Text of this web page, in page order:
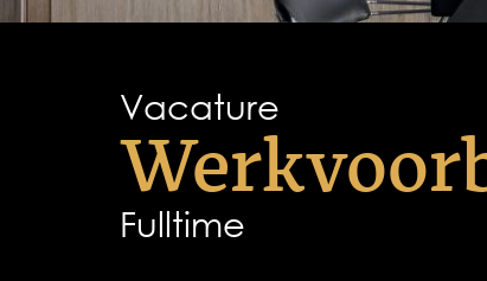
Vacature
Fulltime